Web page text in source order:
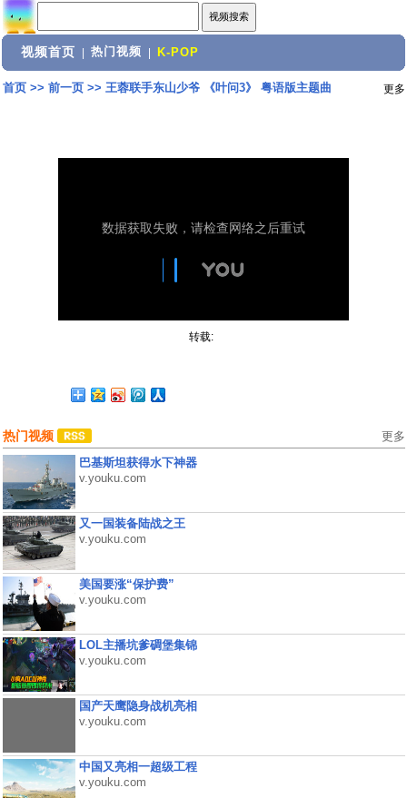
视频首页 热门视频 K-POP
首页>> 前一页>> 王蓉联手东山少爷 《叶问3》 粤语版主题曲 更多
转载:
热门视频 更多
巴基斯坦获得水下神器
v.youku.com
又一国装备陆战之王
v.youku.com
美国要涨“保护费”
v.youku.com
LOL主播坑爹碉堡集锦
v.youku.com
国产天鹰隐身战机亮相
v.youku.com
中国又亮相一超级工程
v.youku.com